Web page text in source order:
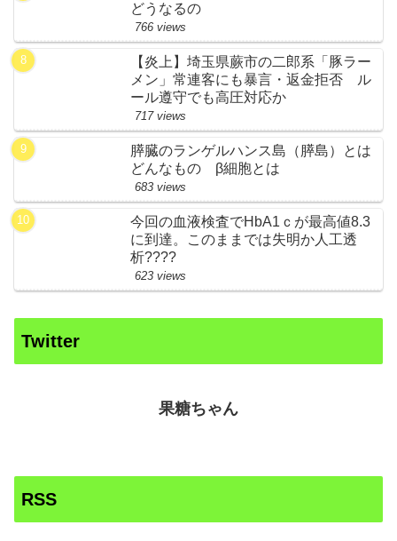
どうなるの
766 views
【炎上】埼玉県蕨市の二郎系「豚ラー
メン」常連客にも暴言・返金拒否 ル
ール遵守でも高圧対応か
717 views
膵臓のランゲルハンス島（膵島）とは
どんなもの β細胞とは
683 views
今回の血液検査でHbA1ｃが最高値8.3
に到達。このままでは失明か人工透
析????
623 views
Twitter
果糖ちゃん
RSS